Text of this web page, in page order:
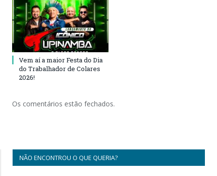
Vem aí a maior Festa do Dia
do Trabalhador de Colares
2026!
Os comentários estão fechados.
NÃO ENCONTROU O QUE QUERIA?